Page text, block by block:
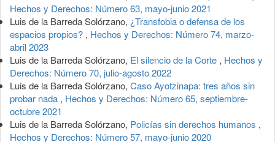
Hechos y Derechos: Número 63, mayo-junio 2021
Luis de la Barreda Solórzano, ¿Transfobia o defensa de los
espacios propios? , Hechos y Derechos: Número 74, marzo-
abril 2023
Luis de la Barreda Solórzano, El silencio de la Corte , Hechos y
Derechos: Número 70, julio-agosto 2022
Luis de la Barreda Solórzano, Caso Ayotzinapa: tres años sin
probar nada , Hechos y Derechos: Número 65, septiembre-
octubre 2021
Luis de la Barreda Solórzano, Policías sin derechos humanos ,
Hechos y Derechos: Número 57, mayo-junio 2020